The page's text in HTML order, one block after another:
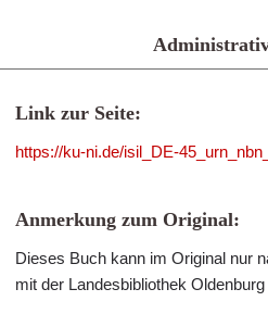
Link zur Seite:
https://ku-ni.de/isil_DE-
Anmerkung zum Original:
Dieses Buch kann im Original nur
mit der Landesbibliothek